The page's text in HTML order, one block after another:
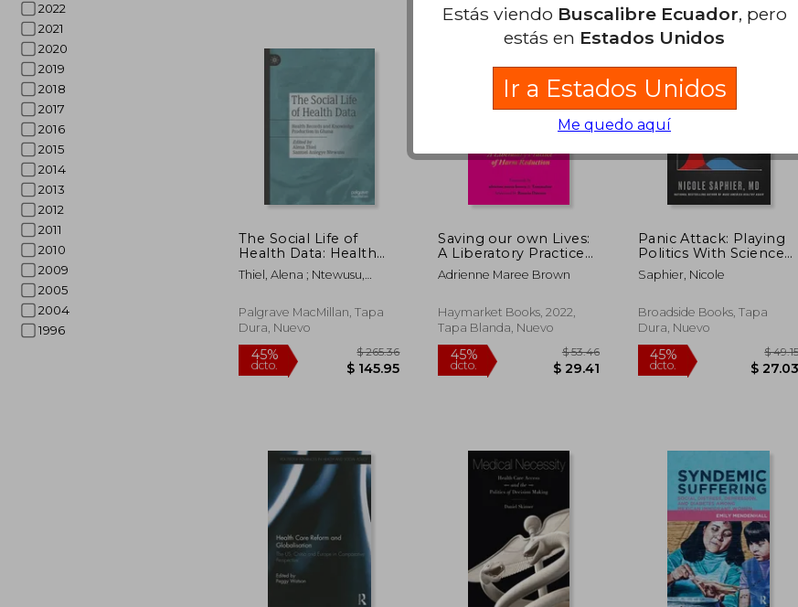
2022
2021
2020
2019
2018
2017
2016
2015
2014
2013
2012
2011
2010
2009
2005
2004
1996
$ 50.09 45%
dcto.
$ 224.53 45%
dcto.
The Social Life of
Health Data: Health
Records and
Knowledge
(en Inglés)
Thiel, Alena ; Ntewusu,
Palgrave MacMillan, Tapa
Dura, Nuevo
Saving our own Lives:
A Liberatory Practice
of Harm Reduction
(en Inglés)
Adrienne Maree Brown
Haymarket Books, 2022,
Tapa Blanda, Nuevo
Panic Attack: Playing
Politics With Science
in the Fight Against
Covid-19 (en Inglés)
Saphier, Nicole
Broadside Books, Tapa
Dura, Nuevo
Estás viendo Buscalibre Ecuador, pero
estás en Estados Unidos
Ir a Estados Unidos
Me quedo aquí